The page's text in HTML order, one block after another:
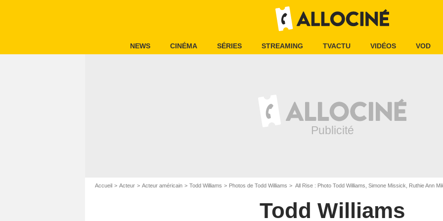
NEWS CINÉMA SÉRIES STREAMING TVACTU VIDÉOS VOD
Accueil Acteur Acteur américain Todd Williams Photos de Todd Williams All Rise : Photo Todd Williams, Simone Missick, Ruthie Ann
Todd Williams